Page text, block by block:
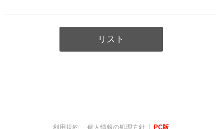
リスト
利用規約 個人情報の処理方針 PC版